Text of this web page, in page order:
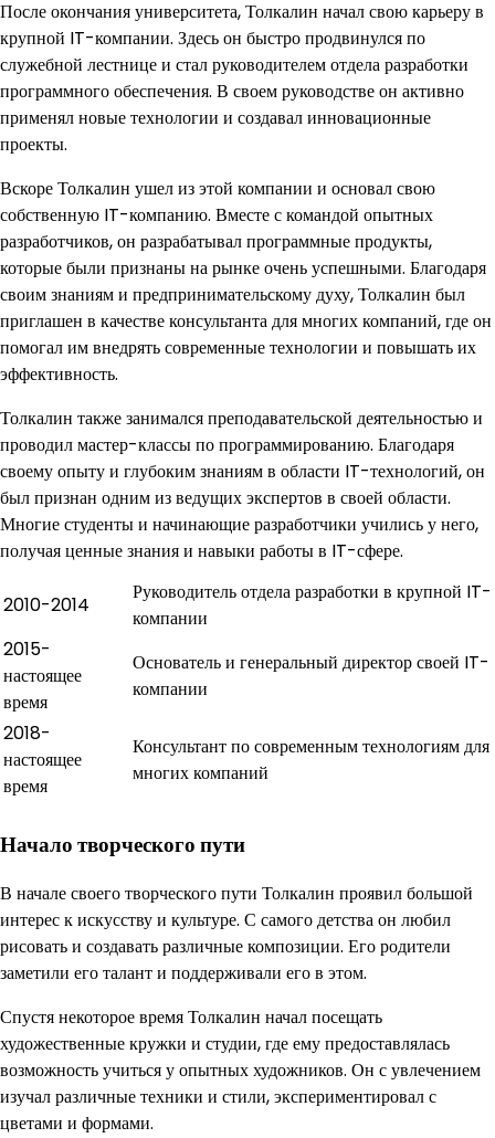
После окончания университета, Толкалин начал свою карьеру в
крупной IT-компании. Здесь он быстро продвинулся по
служебной лестнице и стал руководителем отдела разработки
программного обеспечения. В своем руководстве он активно
применял новые технологии и создавал инновационные
проекты.
Вскоре Толкалин ушел из этой компании и основал свою
собственную IT-компанию. Вместе с командой опытных
разработчиков, он разрабатывал программные продукты,
которые были признаны на рынке очень успешными. Благодаря
своим знаниям и предпринимательскому духу, Толкалин был
приглашен в качестве консультанта для многих компаний, где он
помогал им внедрять современные технологии и повышать их
эффективность.
Толкалин также занимался преподавательской деятельностью и
проводил мастер-классы по программированию. Благодаря
своему опыту и глубоким знаниям в области IT-технологий, он
был признан одним из ведущих экспертов в своей области.
Многие студенты и начинающие разработчики учились у него,
получая ценные знания и навыки работы в IT-сфере.
2010-2014
Руководитель отдела разработки в крупной IT-
компании
2015-
настоящее
время
Основатель и генеральный директор своей IT-
компании
2018-
настоящее
время
Консультант по современным технологиям для
многих компаний
Начало творческого пути
В начале своего творческого пути Толкалин проявил большой
интерес к искусству и культуре. С самого детства он любил
рисовать и создавать различные композиции. Его родители
заметили его талант и поддерживали его в этом.
Спустя некоторое время Толкалин начал посещать
художественные кружки и студии, где ему предоставлялась
возможность учиться у опытных художников. Он с увлечением
изучал различные техники и стили, экспериментировал с
цветами и формами.